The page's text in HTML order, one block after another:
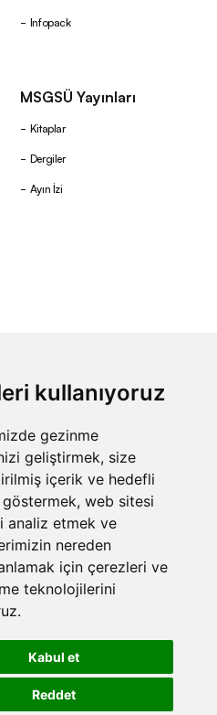
kullanıyoruz
gezinme
geliştirmek, size
içerik ve hedefli
web sitesi
analiz etmek ve
nereden
için çerezleri ve
teknolojilerini
Kabul et
Reddet
Infopack
MSGSÜ Yayınları
Kitaplar
Dergiler
Ayın İzi